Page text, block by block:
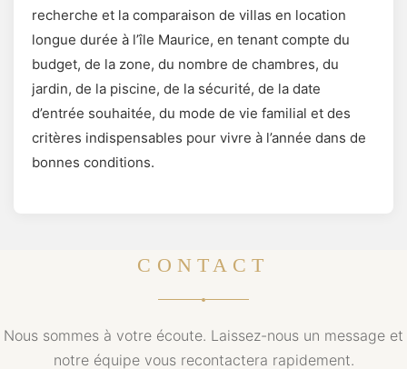
recherche et la comparaison de villas en location
longue durée à l’île Maurice, en tenant compte du
budget, de la zone, du nombre de chambres, du
jardin, de la piscine, de la sécurité, de la date
d’entrée souhaitée, du mode de vie familial et des
critères indispensables pour vivre à l’année dans de
bonnes conditions.
CONTACT
Nous sommes à votre écoute. Laissez-nous un message et
notre équipe vous recontactera rapidement.